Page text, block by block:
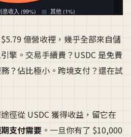
億營收裡，幾乎全部來自儲
擎。交易手續費？USDC 是免費
？佔比極小。跨境支付？還在試
徑從 USDC 獲得收益，留它在
支付需要 。一旦你有了 $10,000